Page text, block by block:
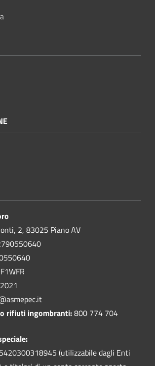
2, 83025 Piano AV
rifiuti ingombranti:800 774 704
(utilizzabile dagli Enti